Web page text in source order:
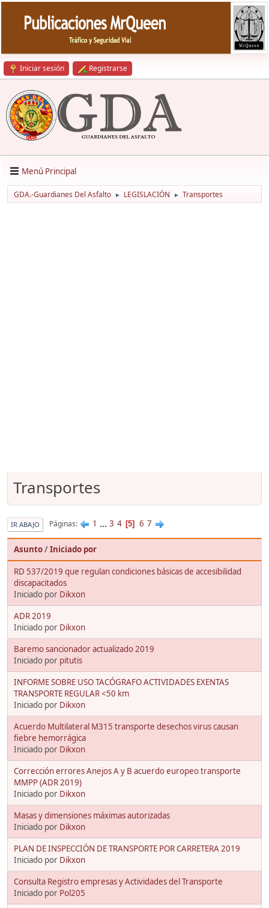
Iniciar sesión Registrarse
Menú Principal
GDA.-Guardianes Del Asfalto ► LEGISLACIÓN ► Transportes
Transportes
IR ABAJO Páginas 1 ... 3 4 5 6 7
Asunto/Iniciado por
RD 537/2019 que regulan condiciones básicas de accesibilidad
discapacitados
Iniciado por Dikxon
ADR 2019
Iniciado por Dikxon
Baremo sancionador actualizado 2019
Iniciado por pitutis
INFORME SOBRE USO TACÓGRAFO ACTIVIDADES EXENTAS
TRANSPORTE REGULAR <50 km
Iniciado por Dikxon
Acuerdo Multilateral M315 transporte desechos virus causan
fiebre hemorrágica
Iniciado por Dikxon
Corrección errores Anejos A y B acuerdo europeo transporte
MMPP (ADR 2019)
Iniciado por Dikxon
Masas y dimensiones máximas autorizadas
Iniciado por Dikxon
PLAN DE INSPECCIÓN DE TRANSPORTE POR CARRETERA 2019
Iniciado por Dikxon
Consulta Registro empresas y Actividades del Transporte
Iniciado por Pol205